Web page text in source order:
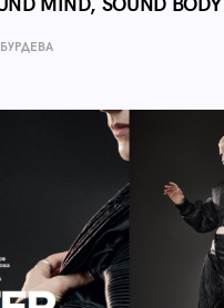
MIND, SOUND BODY